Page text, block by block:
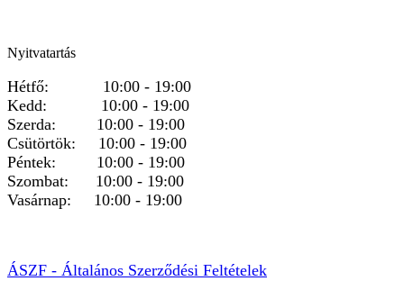
Nyitvatartás
Hétfő: 10:00 - 19:00
Kedd: 10:00 - 19:00
Szerda: 10:00 - 19:00
Csütörtök: 10:00 - 19:00
Péntek: 10:00 - 19:00
Szombat: 10:00 - 19:00
Vasárnap: 10:00 - 19:00
ÁSZF - Általános Szerződési Feltételek